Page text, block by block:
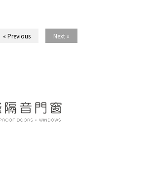
« Previous Next »